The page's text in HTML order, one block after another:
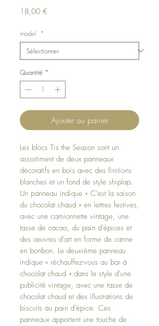
18,00 €Prix
model *
Quantité *
Ajouter au panier
Les blocs Tis the Season sont un
assortiment de deux panneaux
décoratifs en bois avec des finitions
blanches et un fond de style shiplap.
Un panneau indique « C'est la saison
du chocolat chaud » en lettres festives,
avec une camionnette vintage, une
tasse de cacao, du pain d'épices et
des œuvres d'art en forme de canne
en bonbon. Le deuxième panneau
indique « réchauffez-vous au bar à
chocolat chaud » dans le style d'une
publicité vintage, avec une tasse de
chocolat chaud et des illustrations de
biscuits au pain d'épice. Ces
panneaux apportent une touche de